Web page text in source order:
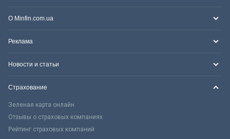
О Minfin.com.ua
Реклама
Новости и статьи
Страхование
Зеленая карта онлайн
Отзывы о страховых компаниях
Рейтинг страховых компаний